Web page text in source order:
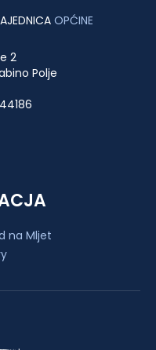
OPĆINE
2
Polje
na Mljet